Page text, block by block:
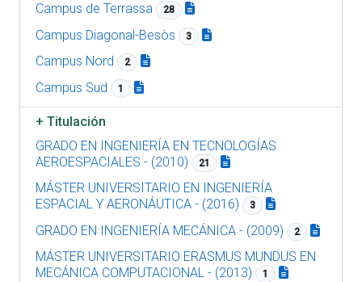
Campus de Terrassa
28
Campus Diagonal-Besòs 3
Campus Nord 2
Campus Sud 1
+Titulación
GRADO EN INGENIERÍA EN TECNOLOGÍAS
AEROESPACIALES - (2010)
21
MÁSTER UNIVERSITARIO EN INGENIERÍA
ESPACIAL Y AERONÁUTICA - (2016)
3
GRADO EN INGENIERÍA MECÁNICA - (2009) 2
MÁSTER UNIVERSITARIO ERASMUS MUNDUS EN
MECÁNICA COMPUTACIONAL - (2013)
1